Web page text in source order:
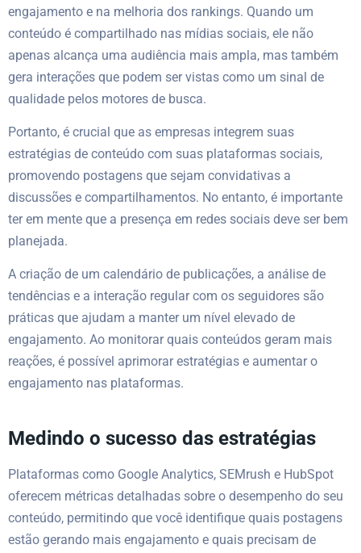
engajamento e na melhoria dos rankings. Quando um
conteúdo é compartilhado nas mídias sociais, ele não
apenas alcança uma audiência mais ampla, mas também
gera interações que podem ser vistas como um sinal de
qualidade pelos motores de busca.
Portanto, é crucial que as empresas integrem suas
estratégias de conteúdo com suas plataformas sociais,
promovendo postagens que sejam convidativas a
discussões e compartilhamentos. No entanto, é importante
ter em mente que a presença em redes sociais deve ser bem
planejada.
A criação de um calendário de publicações, a análise de
tendências e a interação regular com os seguidores são
práticas que ajudam a manter um nível elevado de
engajamento. Ao monitorar quais conteúdos geram mais
reações, é possível aprimorar estratégias e aumentar o
engajamento nas plataformas.
Medindo o sucesso das estratégias
Plataformas como Google Analytics, SEMrush e HubSpot
oferecem métricas detalhadas sobre o desempenho do seu
conteúdo, permitindo que você identifique quais postagens
estão gerando mais engajamento e quais precisam de